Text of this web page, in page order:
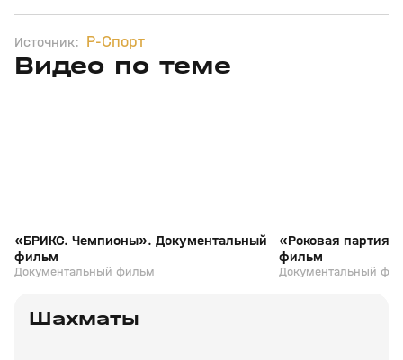
Источник: Р-Спорт
Видео по теме
29 мая, 11:07
«БРИКС. Чемпионы». Документальный
фильм
Документальный фильм
1:54:07
«Роковая
фильм
Документальный
Шахматы